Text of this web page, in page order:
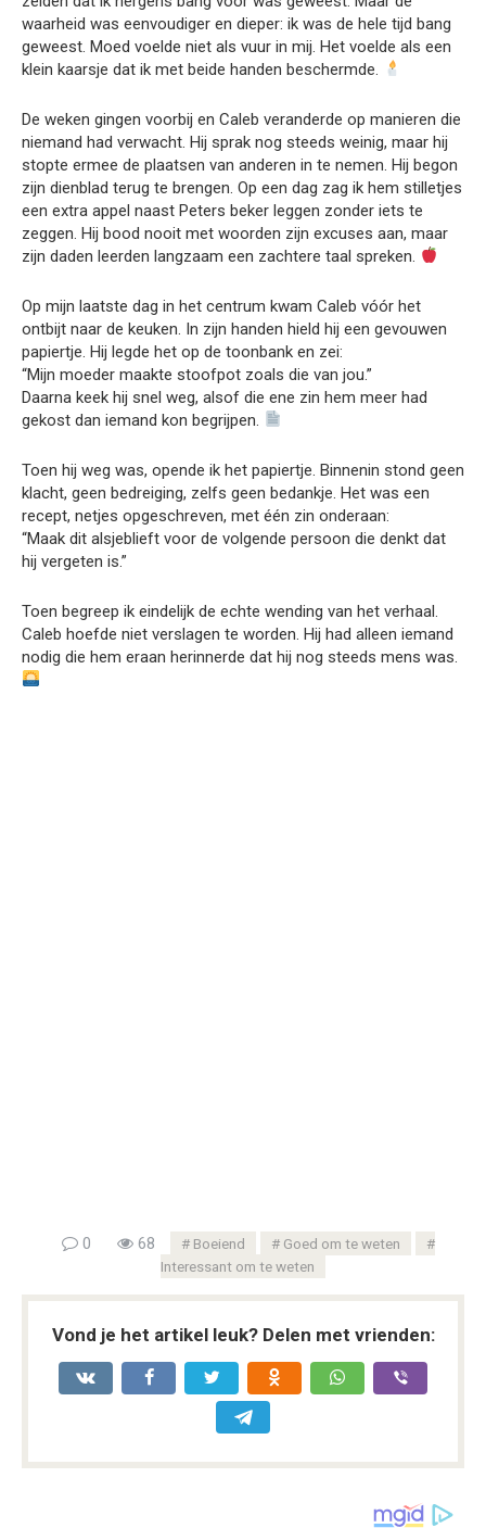
waarheid was eenvoudiger en dieper: ik was de hele tijd bang
geweest. Moed voelde niet als vuur in mij. Het voelde als een
klein kaarsje dat ik met beide handen beschermde.
De weken gingen voorbij en Caleb veranderde op manieren die
niemand had verwacht. Hij sprak nog steeds weinig, maar hij
stopte ermee de plaatsen van anderen in te nemen. Hij begon
zijn dienblad terug te brengen. Op een dag zag ik hem stilletjes
een extra appel naast Peters beker leggen zonder iets te
zeggen. Hij bood nooit met woorden zijn excuses aan, maar
zijn daden leerden langzaam een zachtere taal spreken.
Op mijn laatste dag in het centrum kwam Caleb vóór het
ontbijt naar de keuken. In zijn handen hield hij een gevouwen
papiertje. Hij legde het op de toonbank en zei:
“Mijn moeder maakte stoofpot zoals die van jou.”
Daarna keek hij snel weg, alsof die ene zin hem meer had
gekost dan iemand kon begrijpen.
Toen hij weg was, opende ik het papiertje. Binnenin stond geen
klacht, geen bedreiging, zelfs geen bedankje. Het was een
recept, netjes opgeschreven, met één zin onderaan:
“Maak dit alsjeblieft voor de volgende persoon die denkt dat
hij vergeten is.”
Toen begreep ik eindelijk de echte wending van het verhaal.
Caleb hoefde niet verslagen te worden. Hij had alleen iemand
nodig die hem eraan herinnerde dat hij nog steeds mens was.
0 68 Boeiend
Goed om te weten
Interessant om te weten
Vond je het artikel leuk? Delen met vrienden: